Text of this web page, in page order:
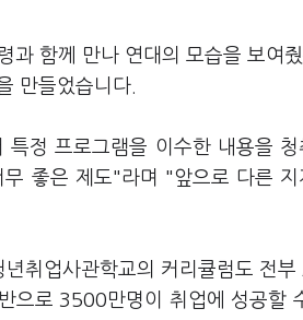
함께 만나 연대의 모습을 보여
만들었습니다.
정 프로그램을 이수한 내용을 청
좋은 제도"라며 "앞으로 다른
취업사관학교의 커리큘럼도 전부
으로 3500만명이 취업에 성공할